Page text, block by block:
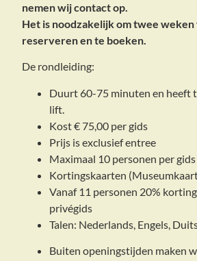
nemen wij contact op.
Het is noodzakelijk om twee
reserveren en te boeken.
De rondleiding:
Duurt 60-75 minuten en heeft
lift.
Kost € 75,00 per gids
Prijs is exclusief entree
Maximaal 10 personen per gids
Kortingskaarten
Vanaf 11 personen 20%
privégids
Talen: Nederlands, Engels,
Buiten openingstijden maken